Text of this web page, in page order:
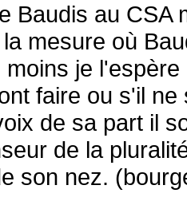
Baudis au CSA
mesure où
moins je
faire ou s'il
de sa part il
de la
son nez.